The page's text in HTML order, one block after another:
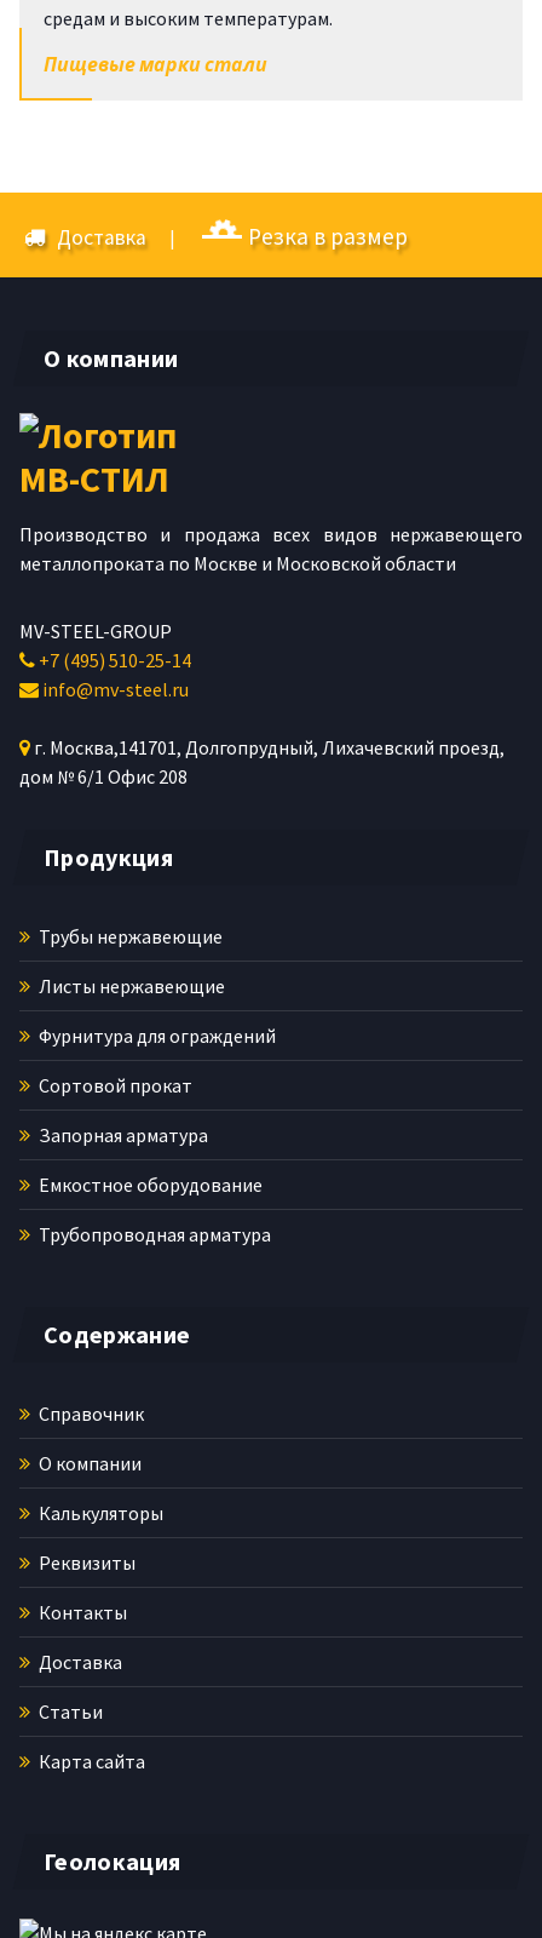
средам и высоким температурам.
Пищевые марки стали
Доставка| Резка в размер
О компании
Производство и продажа всех видов нержавеющего
металлопроката по Москве и Московской области
MV-STEEL-GROUP
+7 (495) 510-25-14
info@mv-steel.ru
г. Москва,141701, Долгопрудный, Лихачевский проезд,
дом № 6/1 Офис 208
Продукция
Трубы нержавеющие
Листы нержавеющие
Фурнитура для ограждений
Сортовой прокат
Запорная арматура
Емкостное оборудование
Трубопроводная арматура
Содержание
Справочник
О компании
Калькуляторы
Реквизиты
Контакты
Доставка
Статьи
Карта сайта
Геолокация